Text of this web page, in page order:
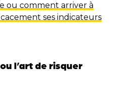
ou comment arriver à
ses indicateurs
l’art de risquer